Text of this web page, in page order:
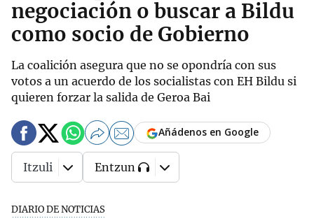
negociación o buscar a Bildu
como socio de Gobierno
La coalición asegura que no se opondría con sus
votos a un acuerdo de los socialistas con EH Bildu si
quieren forzar la salida de Geroa Bai
DIARIO DE NOTICIAS
Añádenos en Google
Itzuli Entzun